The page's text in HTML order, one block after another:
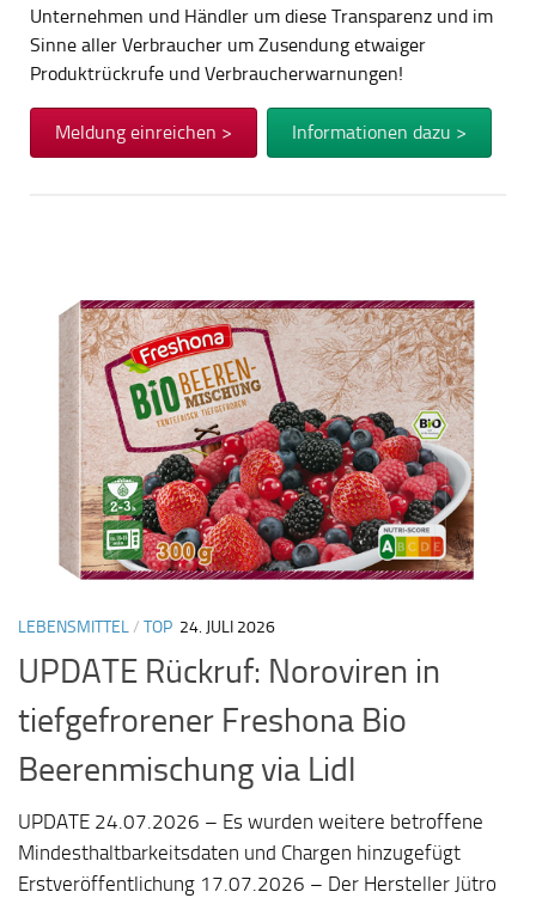
Unternehmen und Händler um diese Transparenz und im
Sinne aller Verbraucher um Zusendung etwaiger
Produktrückrufe und Verbraucherwarnungen!
Meldung einreichen > Informationen dazu >
LEBENSMITTEL/ TOP 24. JULI 2026
UPDATE Rückruf: Noroviren in
tiefgefrorener Freshona Bio
Beerenmischung via Lidl
UPDATE 24.07.2026 – Es wurden weitere betroffene
Mindesthaltbarkeitsdaten und Chargen hinzugefügt
Erstveröffentlichung 17.07.2026 – Der Hersteller Jütro